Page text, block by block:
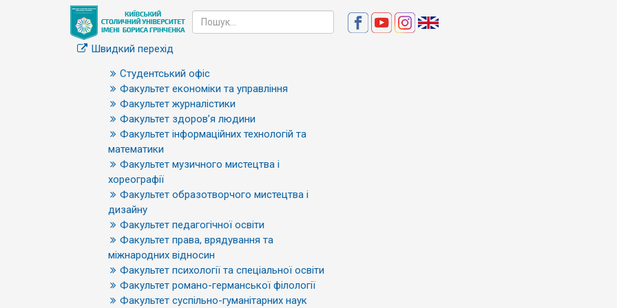
Швидкий перехід
Студентський офіс
Факультет економіки та управління
Факультет журналістики
Факультет здоров’я людини
Факультет інформаційних технологій та
математики
Факультет музичного мистецтва і
хореографії
Факультет образотворчого мистецтва і
дизайну
Факультет педагогічної освіти
Факультет права, врядування та
міжнародних відносин
Факультет психології та спеціальної освіти
Факультет романо-германської філології
Факультет суспільно-гуманітарних наук